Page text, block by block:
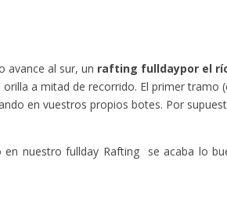
avance al sur, un rafting fulldaypor el
a mitad de recorrido. El primer tramo
en vuestros propios botes. Por
nuestro fullday Rafting se acaba lo